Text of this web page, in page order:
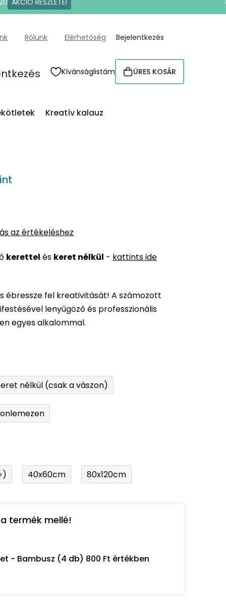
AKCIÓ RÉSZLETEI
Rólunk Elérhetőség Bejelentkezés
Kívánságlistám KOSÁR
ÜRES KOSÁR
Kreatív kalauz
az értékeléshez
kerettel és keret nélkül - kattints ide
ébressze fel kreativitását! A számozott
lenyűgöző és professzionális
egyes alkalommal.
nélkül (csak a vászon)
40x60cm 80x120cm
termék mellé!
- Bambusz (4 db) 800 Ft értékben